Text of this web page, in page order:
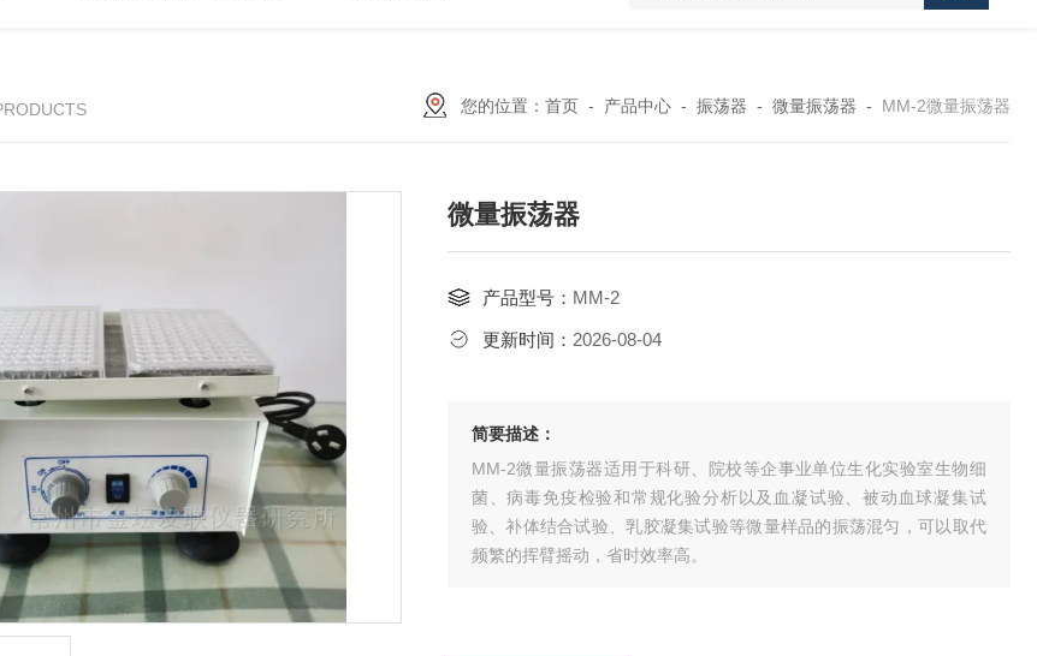
您的位置： 首页 - 产品中心 - 振荡器 - 微量振荡器 - MM-2微量振荡器
微量振荡器
产品型号： MM-2
更新时间： 2026-08-04
简要描述：
MM-2微量振荡器适用于科研、院校等企事业单位生化实验室生物细
菌、病毒免疫检验和常规化验分析以及血凝试验、被动血球凝集试
验、补体结合试验、乳胶凝集试验等微量样品的振荡混匀，可以取代
频繁的挥臂摇动，省时效率高。